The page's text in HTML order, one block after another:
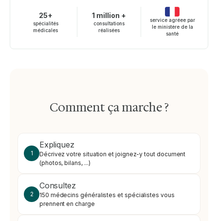
25+
spécialités
médicales
1 million +
consultations
réalisées
service agréee par
le ministère de la
santé
Comment ça marche ?
1
Expliquez
Décrivez votre situation et joignez-y tout document
(photos, bilans, ...)
2
Consultez
150 médecins généralistes et spécialistes vous
prennent en charge